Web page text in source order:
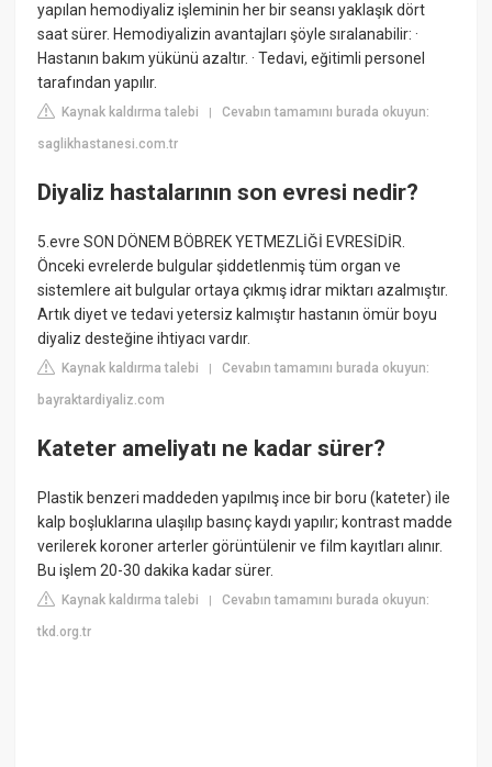
yapılan hemodiyaliz işleminin her bir seansı yaklaşık dört
saat sürer. Hemodiyalizin avantajları şöyle sıralanabilir: ·
Hastanın bakım yükünü azaltır. · Tedavi, eğitimli personel
tarafından yapılır.
Kaynak kaldırma talebi |Cevabın tamamını burada okuyun:
saglikhastanesi.com.tr
Diyaliz hastalarının son evresi nedir?
5.evre SON DÖNEM BÖBREK YETMEZLİĞİ EVRESİDİR.
Önceki evrelerde bulgular şiddetlenmiş tüm organ ve
sistemlere ait bulgular ortaya çıkmış idrar miktarı azalmıştır.
Artık diyet ve tedavi yetersiz kalmıştır hastanın ömür boyu
diyaliz desteğine ihtiyacı vardır.
Kaynak kaldırma talebi |Cevabın tamamını burada okuyun:
bayraktardiyaliz.com
Kateter ameliyatı ne kadar sürer?
Plastik benzeri maddeden yapılmış ince bir boru (kateter) ile
kalp boşluklarına ulaşılıp basınç kaydı yapılır; kontrast madde
verilerek koroner arterler görüntülenir ve film kayıtları alınır.
Bu işlem 20-30 dakika kadar sürer.
Kaynak kaldırma talebi |Cevabın tamamını burada okuyun:
tkd.org.tr